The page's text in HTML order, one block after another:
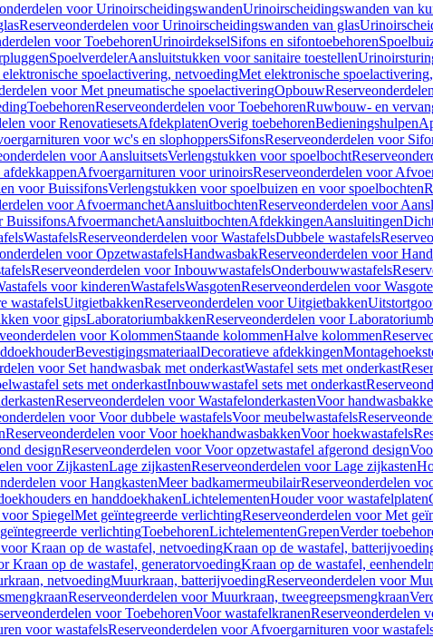
voor UrinoirscheidingswandenUrinoirscheidingswanden van
Reserveonderdelen voor Urinoirscheidingswanden van glas
voor ToebehorenUrinoirdekselSifons en sifontoebehoren
SpoelverdelerAansluitstukken voor sanitaire toestellen
spoelactivering, netvoedingMet elektronische
voor Met pneumatische spoelactiveringOpbouw
ToebehorenReserveonderdelen voor ToebehorenRuwbouw- en
voor RenovatiesetsAfdekplatenOverig toebehorenBedieningshulpen
voor wc's en slophoppersSifonsReserveonderdelen voor
voor AansluitsetsVerlengstukken voor spoelbocht
Afvoergarnituren voor urinoirsReserveonderdelen voor
voor BuissifonsVerlengstukken voor spoelbuizen en voor spoelbochten
voor AfvoermanchetAansluitbochtenReserveonderdelen voor
BuissifonsAfvoermanchetAansluitbochtenAfdekkingenAansluitingen
WastafelsReserveonderdelen voor WastafelsDubbele wastafels
voor OpzetwastafelsHandwasbakReserveonderdelen voor
Reserveonderdelen voor InbouwwastafelsOnderbouwwastafels
voor kinderenWastafelsWasgotenReserveonderdelen voor
wastafelsUitgietbakkenReserveonderdelen voor Uitgietbakken
voor gipsLaboratoriumbakkenReserveonderdelen voor
voor KolommenStaande kolommenHalve kolommen
BevestigingsmateriaalDecoratieve afdekkingen
voor Set handwasbak met onderkastWastafel sets met onderkast
sets met onderkastInbouwwastafel sets met onderkast
Reserveonderdelen voor WastafelonderkastenVoor
voor Voor dubbele wastafelsVoor meubelwastafels
Reserveonderdelen voor Voor hoekhandwasbakkenVoor hoekwastafels
designReserveonderdelen voor Voor opzetwastafel afgerond design
voor ZijkastenLage zijkastenReserveonderdelen voor Lage zijkasten
voor HangkastenMeer badkamermeubilairReserveonderdelen
en handdoekhakenLichtelementenHouder voor wastafelplaten
SpiegelMet geïntegreerde verlichtingReserveonderdelen voor Met
verlichtingToebehorenLichtelementenGrepenVerder
Kraan op de wastafel, netvoedingKraan op de wastafel,
Kraan op de wastafel, generatorvoedingKraan op de wastafel,
netvoedingMuurkraan, batterijvoedingReserveonderdelen voor
Reserveonderdelen voor Muurkraan, tweegreepsmengkraan
voor ToebehorenVoor wastafelkranenReserveonderdelen
voor wastafelsReserveonderdelen voor Afvoergarnituren voor